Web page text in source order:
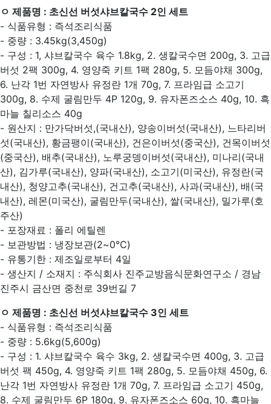
ㅇ 제품명 : 초신선 버섯샤브칼국수 2인 세트
- 식품유형 : 즉석조리식품
- 중량 : 3.45kg(3,450g)
- 구성 : 1, 샤브칼국수 육수 1.8kg, 2. 생칼국수면 200g, 3. 고급
버섯 2팩 300g, 4. 영양죽 키트 1팩 280g, 5. 모듬야채 300g,
6. 난각 1번 자연방사 유정란 1개 70g, 7. 프라임급 소고기
300g, 8. 수제 굴림만두 4P 120g, 9. 유자폰즈소스 40g, 10. 흑
마늘 칠리소스 40g
- 원산지 : 만가닥버섯,(국내산), 양송이버섯(국내산), 느타리버
섯(국내산), 황금팽이(국내산), 건은이버섯(중국산), 건목이버섯
(중국산), 배추(국내산), 노루궁뎅이버섯(국내산), 미나리(국내
산), 김가루(국내산), 양파(국내산), 소고기(미국산), 유정란(국
내산), 청양고추(국내산), 건고추(국내산), 사과(국내산), 배(국
내산), 레몬(미국산), 굴림만두(국내산), 쌀(국내산), 밀가루(호
주산)
- 포장재료 : 폴리 에틸렌
- 보관방법 : 냉장보관(2~0℃)
- 유통기한 : 제조일로부터 4일
- 생산지 / 소재지 : 주식회사 진주교방음식문화연구소 / 경남
진주시 금산면 중천로 39번길 7
ㅇ 제품명 : 초신선 버섯샤브칼국수 3인 세트
- 식품유형 : 즉석조리식품
- 중량 : 5.6kg(5,600g)
- 구성 : 1. 샤브칼국수 육수 3kg, 2. 생칼국수면 400g, 3. 고급
버섯 팩 450g, 4. 영양죽 키트 1팩 280g, 5. 모듬야채 450g, 6.
난각 1번 자연방사 유정란 1개 70g, 7. 프라임급 소고기 450g,
8. 수제 굴림만두 6P 180g, 9. 유자폰즈소스 60g, 10. 흑마늘